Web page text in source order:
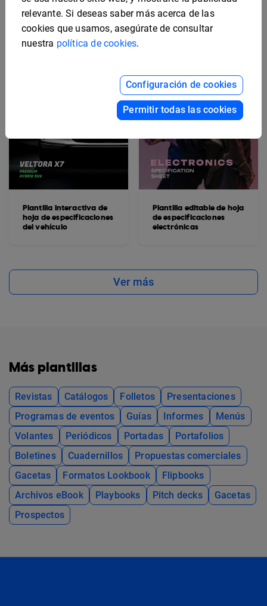
Plantilla interactiva de
hoja de especificaciones
del vehículo
Plantilla editable de hoja
de especificaciones
electrónicas
Ver más
Más plantillas
Revistas Catálogos Folletos
Presentaciones
Programas de eventos
Guías Informes
Menús
Volantes
Periódicos Portadas
Portafolios
Boletines
Cuadernillos
Propuestas comerciales
Gacetas
Formatos Lookbook
Flipbooks
Archivos eBook
Playbooks Pitch decks
Gacetas
Prospectos
relevante. Si deseas saber más acerca de las
cookies que usamos, asegúrate de consultar
nuestra política de cookies.
Configuración de cookies
Permitir todas las cookies